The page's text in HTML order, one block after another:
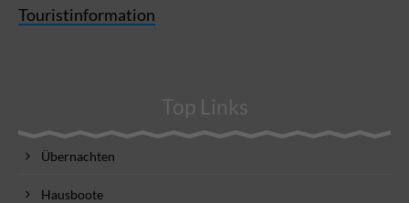
Touristinformation
Top Links
Übernachten
Hausboote